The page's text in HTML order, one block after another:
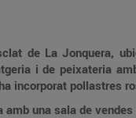
de La Jonquera,
i de peixateria
incorporat pollastres
amb una sala de